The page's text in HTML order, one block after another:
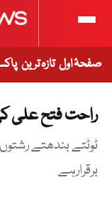
صفحۂ اول تازہ ترین
راحت فتح علی
ٹوٹتے بندھتے رشتوں
برقرارہے